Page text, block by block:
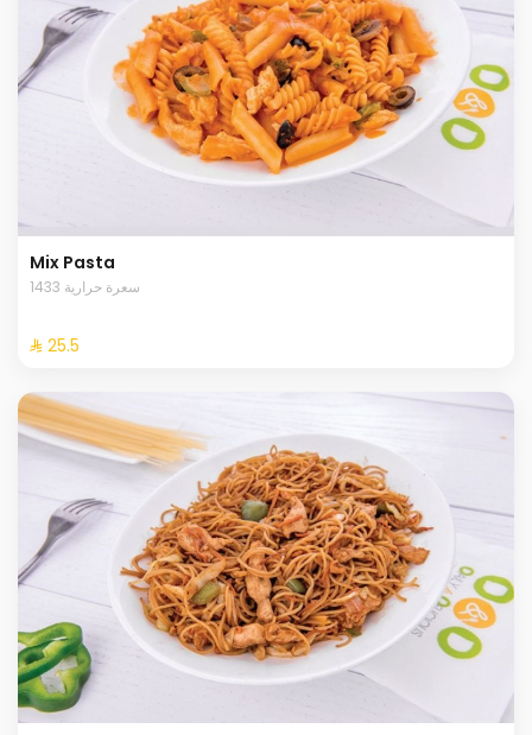
Mix Pasta
1433 سعرة حرارية
⁨⁦‪‬ 25.5⁩